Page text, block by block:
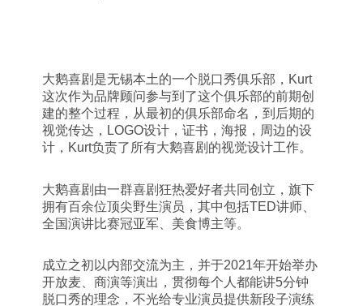
大鹅喜剧是无锡本土的一个脱口秀俱乐部，Kurt
这次作为品牌顾问参与到了这个俱乐部的前期创
建的整个过程，从最初的俱乐部命名，到后期的
视觉传达，LOGO设计，证书，海报，周边的设
计，Kurt负责了所有大鹅喜剧的视觉设计工作。
大鹅喜剧由一群喜剧狂热爱好者共同创立，旗下
拥有百余位顶尖野生演员，其中包括TED讲师、
全国演讲比赛冠亚军、美食博主等。
成立之初以内部交流为主，并于2021年开始举办
开放麦、商演等演出，贯彻每个人都能讲5分钟
脱口秀的理念，不光给专业演员提供新段子演练